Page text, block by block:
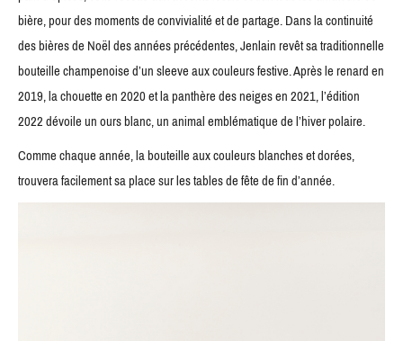
bière, pour des moments de convivialité et de partage. Dans la continuité
des bières de Noël des années précédentes, Jenlain revêt sa traditionnelle
bouteille champenoise d’un sleeve aux couleurs festive. Après le renard en
2019, la chouette en 2020 et la panthère des neiges en 2021, l’édition
2022 dévoile un ours blanc, un animal emblématique de l’hiver polaire.
Comme chaque année, la bouteille aux couleurs blanches et dorées,
trouvera facilement sa place sur les tables de fête de fin d’année.